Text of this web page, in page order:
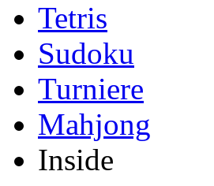
Tetris
Sudoku
Turniere
Mahjong
Inside